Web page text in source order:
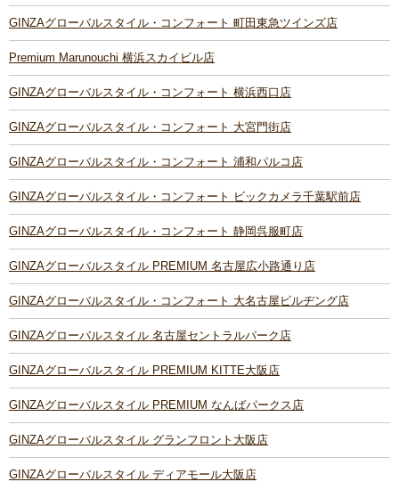
GINZAグローバルスタイル・コンフォート 町田東急ツインズ店
Premium Marunouchi 横浜スカイビル店
GINZAグローバルスタイル・コンフォート 横浜西口店
GINZAグローバルスタイル・コンフォート 大宮門街店
GINZAグローバルスタイル・コンフォート 浦和パルコ店
GINZAグローバルスタイル・コンフォート ビックカメラ千葉駅前店
GINZAグローバルスタイル・コンフォート 静岡呉服町店
GINZAグローバルスタイル PREMIUM 名古屋広小路通り店
GINZAグローバルスタイル・コンフォート 大名古屋ビルヂング店
GINZAグローバルスタイル 名古屋セントラルパーク店
GINZAグローバルスタイル PREMIUM KITTE大阪店
GINZAグローバルスタイル PREMIUM なんばパークス店
GINZAグローバルスタイル グランフロント大阪店
GINZAグローバルスタイル ディアモール大阪店